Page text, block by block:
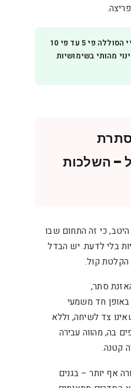
זיהוי תנועה מאריך את חיי הסוללה פי 5 עד פי 10
מהותי בשימושיות
– השלכות
כי זה התחום שבו
בלי לדעת. יש הבדל
הקלטת קול.
סתר,
קובע באופן חד משמעי
צד לשיחה, וללא
בה, מהווה עבירה
קטנה.
אף יותר – בגנים